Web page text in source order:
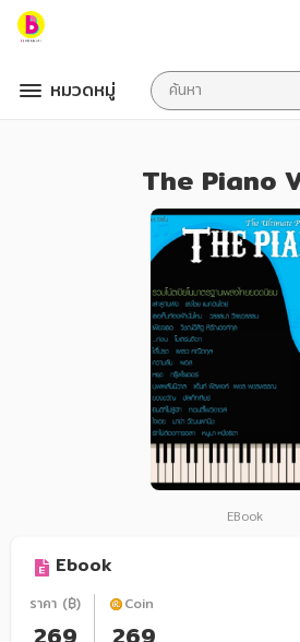
หมวดหมู่
The Piano
EBook
Ebook
ราคา (฿) Coin